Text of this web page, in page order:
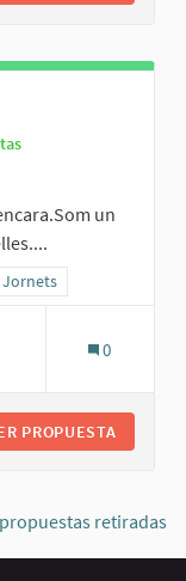
un
el ámbito: Ruberts,
Jornets
0
PROPUESTA
retiradas